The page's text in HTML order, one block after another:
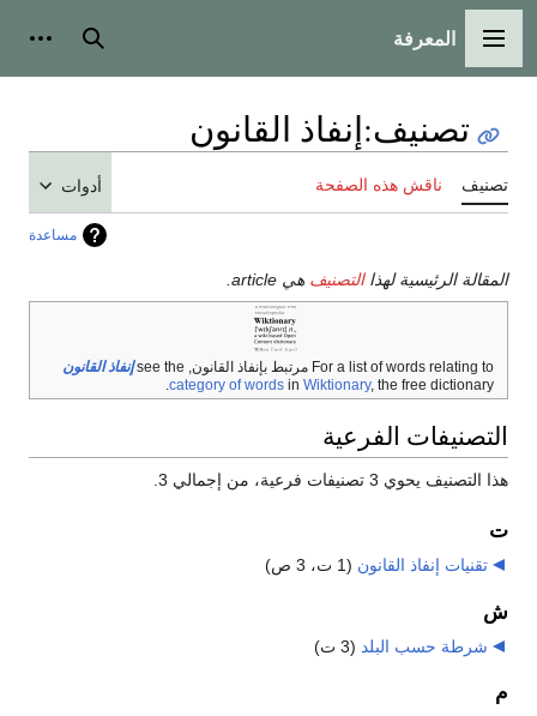
القائمة الرئيسية
المعرفة بحث
تصنيف:إنفاذ القانون
تصنيف ناقش هذه الصفحة أدوات
مساعدة
المقالة الرئيسية لهذاالتصنيف هي article.
For a list of words relating to مرتبط بإنفاذ القانون, see the
إنفاذ القانون
category of wordsin Wiktionary, the free dictionary.
التصنيفات الفرعية
هذا التصنيف يحوي 3 تصنيفات فرعية، من إجمالي 3.
ت
تقنيات إنفاذ القانون (1 ت، 3 ص)
ش
شرطة حسب البلد (3 ت)
م